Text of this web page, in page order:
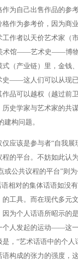
为自己出售作品的参
作为参考价，因为商
作者以天价艺术家（
术馆——艺术史——博
（产业链）里，金钱
史——这人们可以从现
品可以越权（越过前
史学家与艺术家的共
建构问题。
应该是参与者“自我
的平台。不妨如此认
或公共议程的平台”则
相对的集体话语如没
工具。而在现代多元
为个人话语所昭示的
个人发起的运动——这
，“艺术话语中的个
构成的张力的强度，